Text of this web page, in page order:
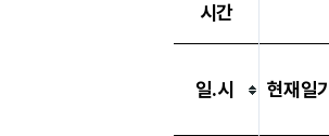
시간
일.시 현재일기